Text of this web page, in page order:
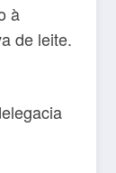
à
de leite.